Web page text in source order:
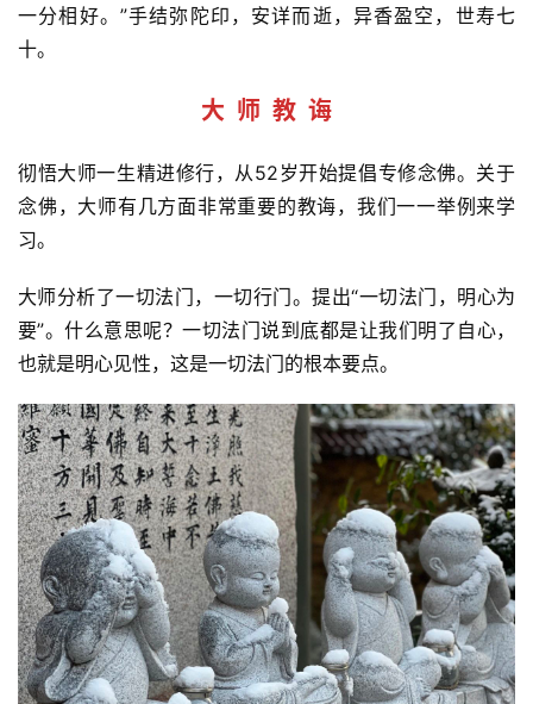
讯
八
点
僧
音
高
僧
访
谈
心
乐
菩
一分相好。”手结弥陀印，安详而逝，异香盈空，世寿七
十。
大  师  教  诲
彻悟大师一生精进修行，从52岁开始提倡专修念佛。关于
念佛，大师有几方面非常重要的教诲，我们一一举例来学
习。
大师分析了一切法门，一切行门。提出“一切法门，明心为
要”。什么意思呢？一切法门说到底都是让我们明了自心，
也就是明心见性，这是一切法门的根本要点。